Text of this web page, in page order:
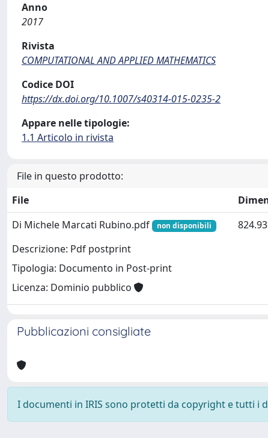
Anno
2017
Rivista
COMPUTATIONAL AND APPLIED MATHEMATICS
Codice DOI
https://dx.doi.org/10.1007/s40314-015-0235-2
Appare nelle tipologie:
1.1 Articolo in rivista
File in questo prodotto:
File
Di Michele Marcati Rubino.pdf
non disponibili
Descrizione: Pdf postprint
Tipologia: Documento in Post-print
Licenza: Dominio pubblico
Pubblicazioni consigliate
I documenti in IRIS sono protetti da copyright e tutti i